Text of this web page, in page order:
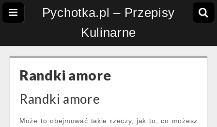
Pychotka.pl – Przepisy
Kulinarne
Randki amore
Randki amore
Może to obejmować takie rzeczy, jak to, co możesz